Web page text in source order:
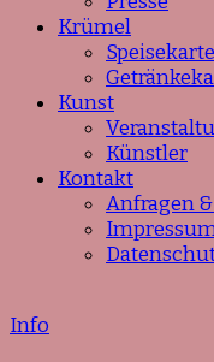
Krümel
Speisekarte
Kunst
Künstler
Kontakt
Anfragen
Info